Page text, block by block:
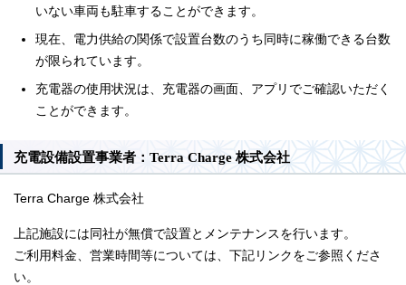
いない車両も駐車することができます。
現在、電力供給の関係で設置台数のうち同時に稼働できる台数
が限られています。
充電器の使用状況は、充電器の画面、アプリでご確認いただく
ことができます。
充電設備設置事業者：Terra Charge 株式会社
Terra Charge 株式会社
上記施設には同社が無償で設置とメンテナンスを行います。
ご利用料金、営業時間等については、下記リンクをご参照くださ
い。